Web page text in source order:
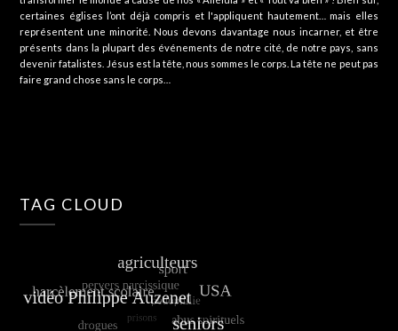
certaines églises l’ont déjà compris et l'appliquent hautement… mais elles
représentent une minorité. Nous devons davantage nous incarner, et être
présents dans la plupart des événements de notre cité, de notre pays, sans
devenir fatalistes. Jésus est la tête, nous sommes le corps. La tête ne peut pas
faire grand chose sans le corps…
TAG CLOUD